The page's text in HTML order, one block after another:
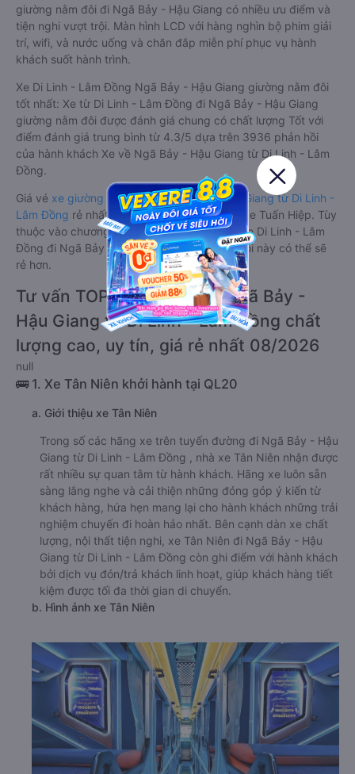
giường nằm đôi đi Ngã Bảy - Hậu Giang có nhiều ưu điểm và
tiện nghi vượt trội. Màn hình LCD với hàng nghìn bộ phim giải
trí, wifi, và nước uống và chăn đắp miễn phí phục vụ hành
khách suốt hành trình.
Xe Di Linh - Lâm Đồng Ngã Bảy - Hậu Giang giường nằm đôi
tốt nhất: Xe từ Di Linh - Lâm Đồng đi Ngã Bảy - Hậu Giang
giường nằm đôi được đánh giá chung có chất lượng Tốt với
điểm đánh giá trung bình từ 4.3/5 dựa trên 3936 phản hồi
của hành khách Xe về Ngã Bảy - Hậu Giang từ Di Linh - Lâm
Đồng.
Giá vé xe giường nằm đôi đi Ngã Bảy - Hậu Giang từ Di Linh -
Lâm Đồng rẻ nhất là 410000VND của hãng xe Tuấn Hiệp. Tùy
thuộc vào chương trình khuyến mãi, giá vé Xe Di Linh - Lâm
Đồng đi Ngã Bảy - Hậu Giang giường nằm đôi này có thể sẽ
rẻ hơn.
Tư vấn TOP 2 xe khách đi Ngã Bảy -
Hậu Giang từ Di Linh - Lâm Đồng chất
lượng cao, uy tín, giá rẻ nhất 08/2026
null
🚌 1. Xe Tân Niên khởi hành tại QL20
a. Giới thiệu xe Tân Niên
Trong số các hãng xe trên tuyến đường đi Ngã Bảy - Hậu
Giang từ Di Linh - Lâm Đồng , nhà xe Tân Niên nhận được
rất nhiều sự quan tâm từ hành khách. Hãng xe luôn sẵn
sàng lắng nghe và cải thiện những đóng góp ý kiến từ
khách hàng, hứa hẹn mang lại cho hành khách những trải
nghiệm chuyến đi hoàn hảo nhất. Bên cạnh dàn xe chất
lượng, nội thất tiện nghi, xe Tân Niên đi Ngã Bảy - Hậu
Giang từ Di Linh - Lâm Đồng còn ghi điểm với hành khách
bởi dịch vụ đón/trả khách linh hoạt, giúp khách hàng tiết
kiệm được tối đa thời gian di chuyển.
b. Hình ảnh xe Tân Niên